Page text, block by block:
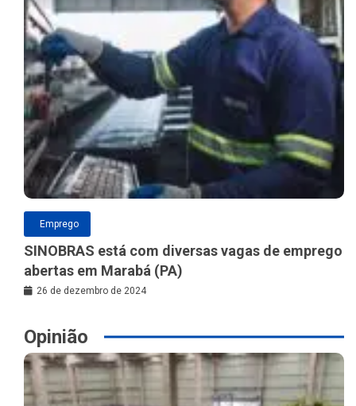
Emprego
SINOBRAS está com diversas vagas de emprego
abertas em Marabá (PA)
26 de dezembro de 2024
Opinião